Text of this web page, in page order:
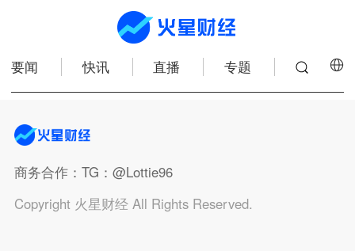
要闻 快讯 直播 专题
商务合作：TG：@Lottie96
Copyright 火星财经 All Rights Reserved.